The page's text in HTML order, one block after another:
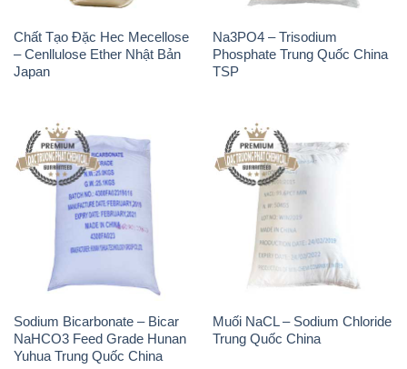
Chất Tạo Đặc Hec Mecellose
– Cenllulose Ether Nhật Bản
Japan
Na3PO4 – Trisodium
Phosphate Trung Quốc China
TSP
Sodium Bicarbonate – Bicar
NaHCO3 Feed Grade Hunan
Yuhua Trung Quốc China
Muối NaCL – Sodium Chloride
Trung Quốc China